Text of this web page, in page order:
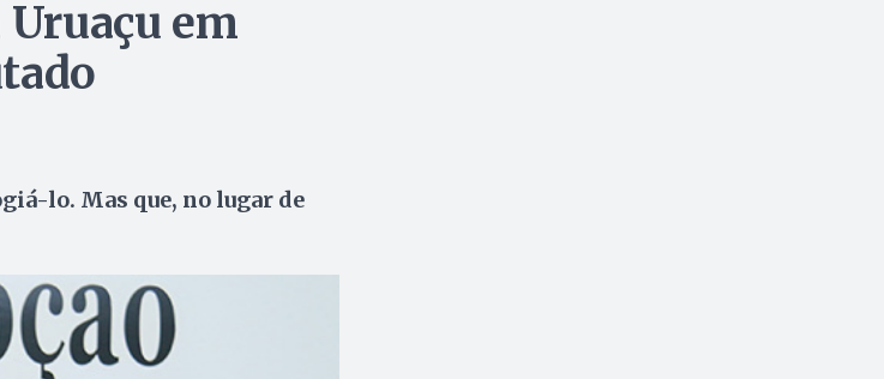
Uruaçu em
lo. Mas que, no lugar de